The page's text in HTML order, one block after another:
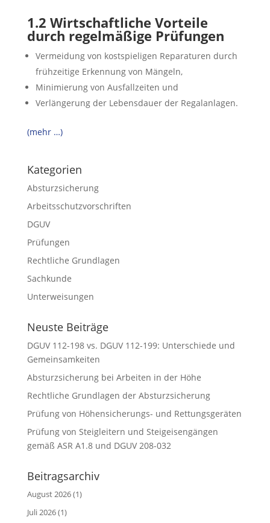
1.2 Wirtschaftliche Vorteile
durch regelmäßige Prüfungen
Vermeidung von kostspieligen Reparaturen durch
frühzeitige Erkennung von Mängeln,
Minimierung von Ausfallzeiten und
Verlängerung der Lebensdauer der Regalanlagen.
(mehr …)
Kategorien
Absturzsicherung
Arbeitsschutzvorschriften
DGUV
Prüfungen
Rechtliche Grundlagen
Sachkunde
Unterweisungen
Neuste Beiträge
DGUV 112-198 vs. DGUV 112-199: Unterschiede und
Gemeinsamkeiten
Absturzsicherung bei Arbeiten in der Höhe
Rechtliche Grundlagen der Absturzsicherung
Prüfung von Höhensicherungs- und Rettungsgeräten
Prüfung von Steigleitern und Steigeisengängen
gemäß ASR A1.8 und DGUV 208-032
Beitragsarchiv
August 2026(1)
Juli 2026(1)